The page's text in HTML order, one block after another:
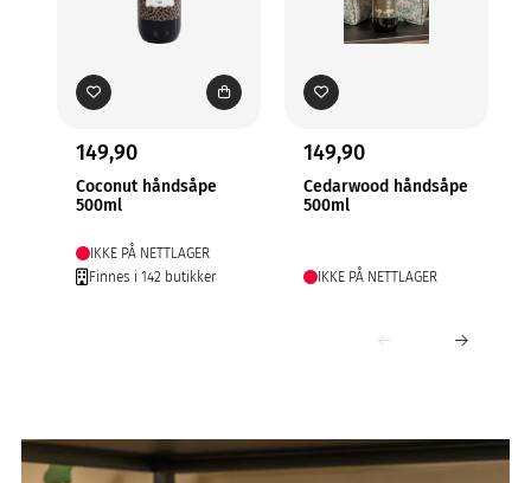
149,90
Coconut håndsåpe
500ml
IKKE PÅ NETTLAGER
Finnes i 142 butikker
149,90
Cedarwood håndsåpe
500ml
IKKE PÅ NETTLAGER